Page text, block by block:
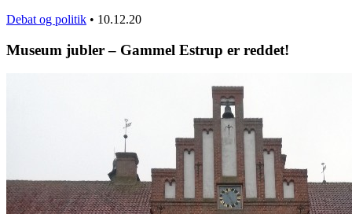
Debat og politik • 10.12.20
Museum jubler – Gammel Estrup er reddet!